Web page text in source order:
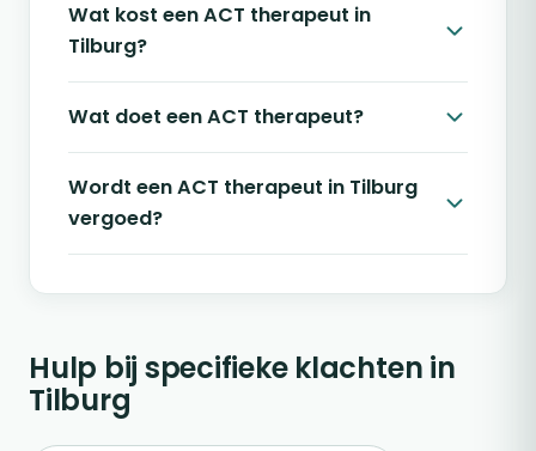
Wat kost een ACT therapeut in
Tilburg?
Wat doet een ACT therapeut?
Wordt een ACT therapeut in Tilburg
vergoed?
Hulp bij specifieke klachten in
Tilburg